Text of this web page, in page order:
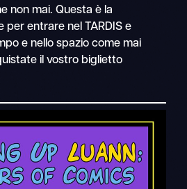
non mai. Questa è la
per entrare nel TARDIS e
e nello spazio come mai
il vostro biglietto